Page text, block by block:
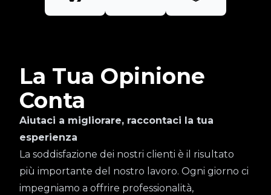
La Tua Opinione
Conta
Aiutaci a migliorare, raccontaci la tua
esperienza
La soddisfazione dei nostri clienti è il risultato
più importante del nostro lavoro. Ogni giorno ci
impegniamo a offrire professionalità,